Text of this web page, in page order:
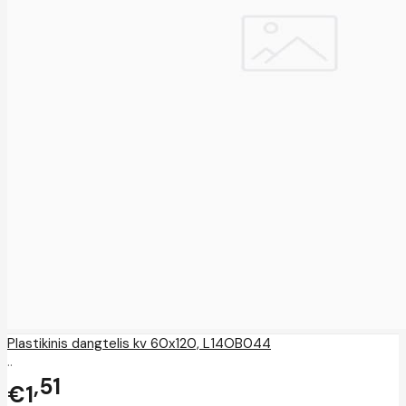
Plastikinis dangtelis kv 60x120, L14OB044
..
€1 51